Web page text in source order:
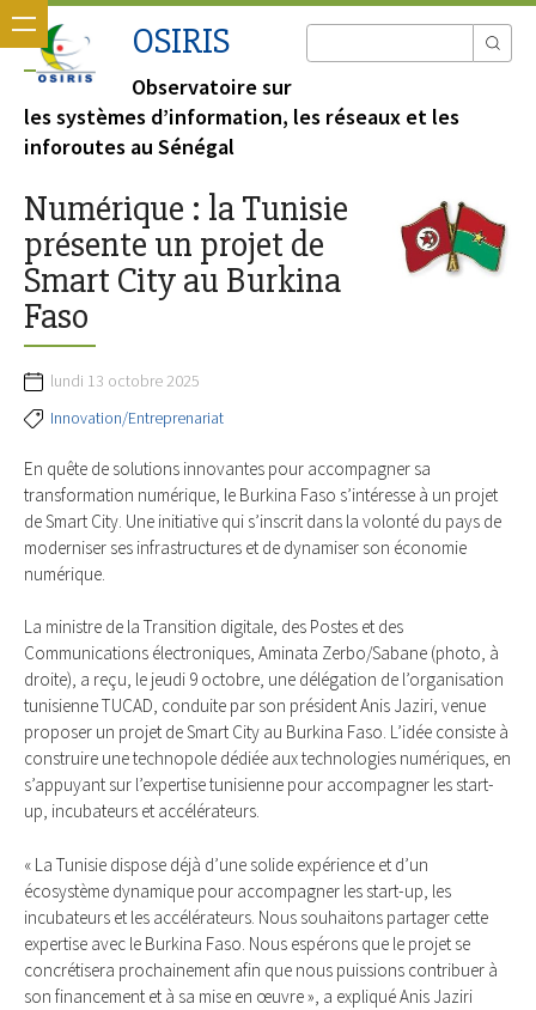
OSIRIS
Observatoire sur
les systèmes d’information, les réseaux et les
inforoutes au Sénégal
Numérique : la Tunisie
présente un projet de
Smart City au Burkina
Faso
lundi 13 octobre 2025
Innovation/Entreprenariat
En quête de solutions innovantes pour accompagner sa
transformation numérique, le Burkina Faso s’intéresse à un projet
de Smart City. Une initiative qui s’inscrit dans la volonté du pays de
moderniser ses infrastructures et de dynamiser son économie
numérique.
La ministre de la Transition digitale, des Postes et des
Communications électroniques, Aminata Zerbo/Sabane (photo, à
droite), a reçu, le jeudi 9 octobre, une délégation de l’organisation
tunisienne TUCAD, conduite par son président Anis Jaziri, venue
proposer un projet de Smart City au Burkina Faso. L’idée consiste à
construire une technopole dédiée aux technologies numériques, en
s’appuyant sur l’expertise tunisienne pour accompagner les start-
up, incubateurs et accélérateurs.
« La Tunisie dispose déjà d’une solide expérience et d’un
écosystème dynamique pour accompagner les start-up, les
incubateurs et les accélérateurs. Nous souhaitons partager cette
expertise avec le Burkina Faso. Nous espérons que le projet se
concrétisera prochainement afin que nous puissions contribuer à
son financement et à sa mise en œuvre », a expliqué Anis Jaziri